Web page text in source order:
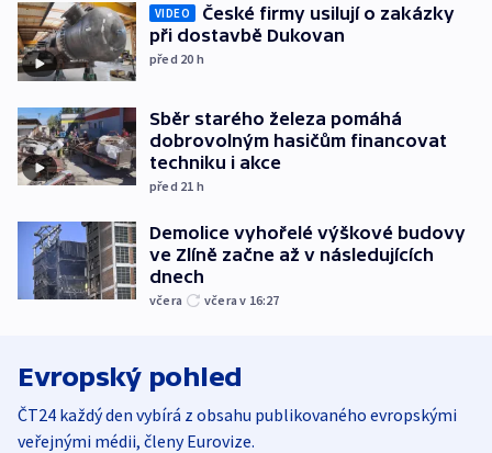
VIDEO
České firmy usilují o zakázky
při dostavbě Dukovan
před 20 h
Sběr starého železa pomáhá
dobrovolným hasičům financovat
techniku i akce
před 21 h
Demolice vyhořelé výškové budovy
ve Zlíně začne až v následujících
dnech
včera včera v 16:27
Evropský pohled
ČT24 každý den vybírá z obsahu publikovaného evropskými
veřejnými médii, členy Eurovize.